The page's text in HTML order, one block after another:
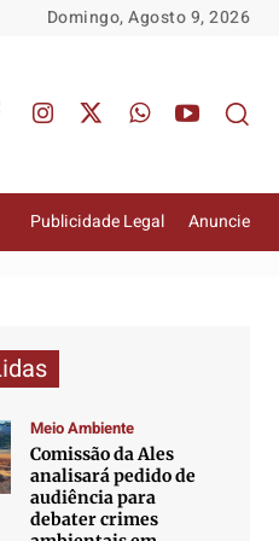
Domingo, Agosto 9, 2026
Publicidade Legal Anuncie
Meio Ambiente
Comissão da Ales
analisará pedido de
audiência para
debater crimes